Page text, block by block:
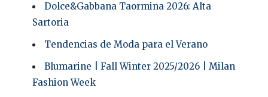
Dolce&Gabbana Taormina 2026: Alta
Sartoria
Tendencias de Moda para el Verano
Blumarine | Fall Winter 2025/2026 | Milan
Fashion Week